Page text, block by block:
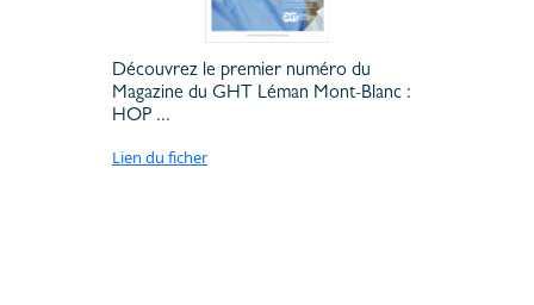
Découvrez le premier numéro du
Magazine du GHT Léman Mont-Blanc :
HOP ...
Lien du ficher